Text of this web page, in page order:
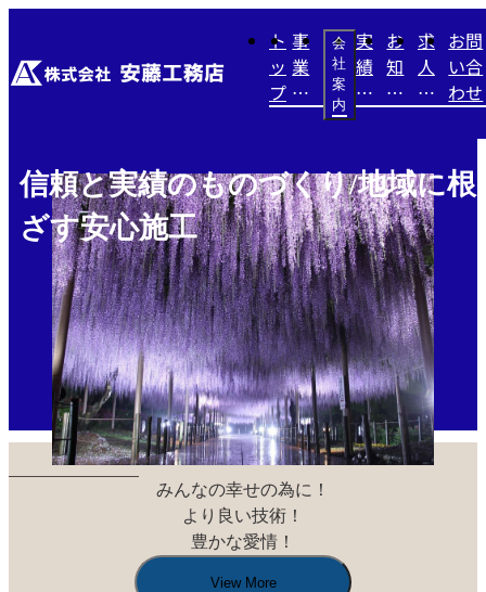
ト
ッ
プ
事
業
内
会
社
案
内
実
績
紹
介
お
知
ら
求
人
情
お問
い合
わせ
信頼と実績のものづくり/地域に根
ざす安心施工
CONCEPT
みんなの幸せの為に！
より良い技術！
豊かな愛情！
View More